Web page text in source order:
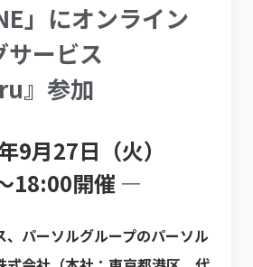
」にオンライン
サービス
』参加
9月27日（火）
18:00開催 ―
、パーソルグループのパーソル